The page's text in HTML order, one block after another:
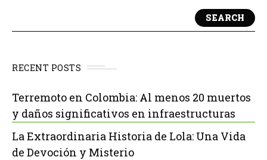
SEARCH
RECENT POSTS
Terremoto en Colombia: Al menos 20 muertos
y daños significativos en infraestructuras
La Extraordinaria Historia de Lola: Una Vida
de Devoción y Misterio